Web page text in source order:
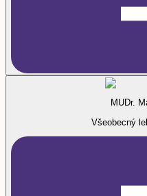
MUDr.
Všeobecný